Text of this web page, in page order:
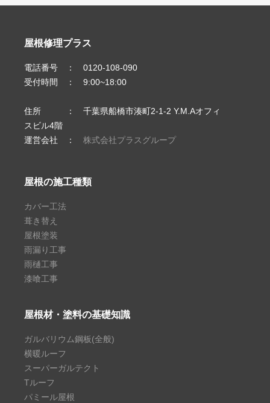
屋根修理プラス
電話番号 ： 0120-108-090
受付時間 ： 9:00~18:00
住所 ： 千葉県船橋市湊町2-1-2 Y.M.Aオフィ
スビル4階
運営会社 ： 株式会社プラスグループ
屋根の施工種類
カバー工法
葺き替え
屋根塗装
雨漏り工事
雨樋工事
漆喰工事
屋根材・塗料の基礎知識
ガルバリウム鋼板(全般)
横暖ルーフ
スーパーガルテクト
Tルーフ
パミール屋根